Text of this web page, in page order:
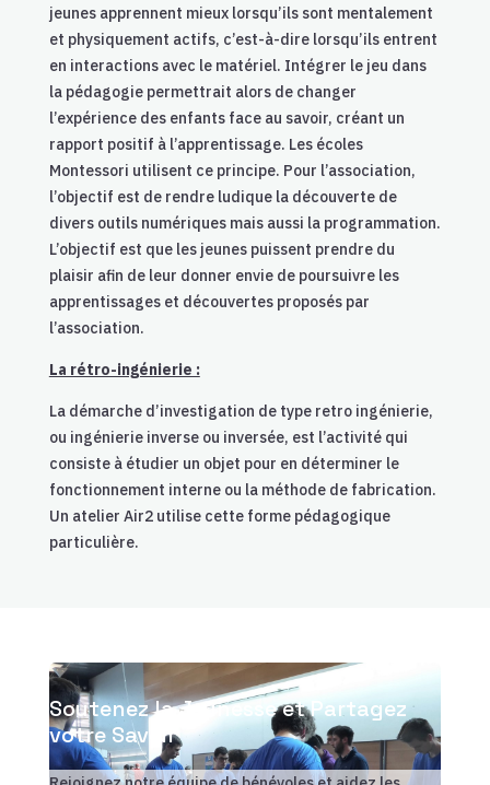
jeunes apprennent mieux lorsqu’ils sont mentalement
et physiquement actifs, c’est-à-dire lorsqu’ils entrent
en interactions avec le matériel. Intégrer le jeu dans
la pédagogie permettrait alors de changer
l’expérience des enfants face au savoir, créant un
rapport positif à l’apprentissage. Les écoles
Montessori utilisent ce principe. Pour l’association,
l’objectif est de rendre ludique la découverte de
divers outils numériques mais aussi la programmation.
L’objectif est que les jeunes puissent prendre du
plaisir afin de leur donner envie de poursuivre les
apprentissages et découvertes proposés par
l’association.
La rétro-ingénierie :
La démarche d’investigation de type retro ingénierie,
ou ingénierie inverse ou inversée, est l’activité qui
consiste à étudier un objet pour en déterminer le
fonctionnement interne ou la méthode de fabrication.
Un atelier Air2 utilise cette forme pédagogique
particulière.
Soutenez la Jeunesse et Partagez
votre Savoir